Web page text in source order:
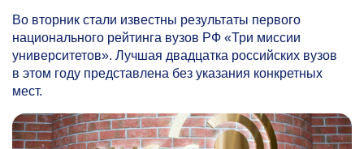
Во вторник стали известны результаты первого
национального рейтинга вузов РФ «Три миссии
университетов». Лучшая двадцатка российских вузов
в этом году представлена без указания конкретных
мест.